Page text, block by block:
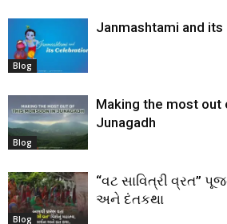
Blog
Janmashtami and its
Blog
Making the most out
Junagadh
Blog
“વટ સાવિત્રી વ્રત”
અને દંતકથા